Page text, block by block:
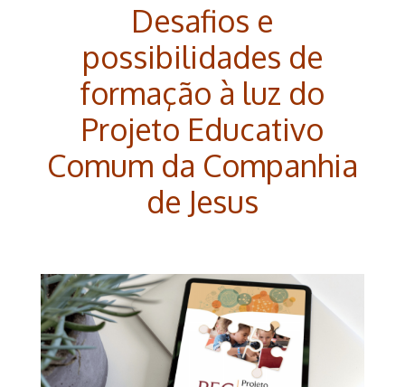
Desafios e
possibilidades de
formação à luz do
Projeto Educativo
Comum da Companhia
de Jesus